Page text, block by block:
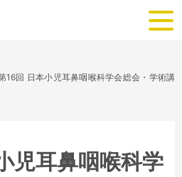
16回 日本小児耳鼻咽喉科学会総会・学術講
児耳鼻咽喉科学